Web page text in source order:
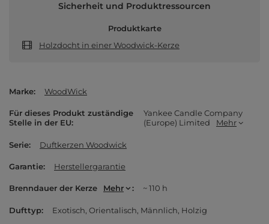
Sicherheit und Produktressourcen
Produktkarte
Holzdocht in einer Woodwick-Kerze
Marke WoodWick
Für dieses Produkt zuständige
Stelle in der EU
Yankee Candle Company
(Europe) Limited
Mehr
Serie Duftkerzen Woodwick
Garantie Herstellergarantie
Brenndauer der Kerze Mehr ~ 110 h
Dufttyp Exotisch Orientalisch Männlich Holzig